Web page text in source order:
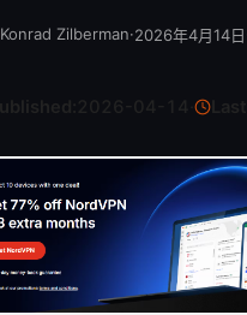
Konrad Zilberman·2026年4月14日